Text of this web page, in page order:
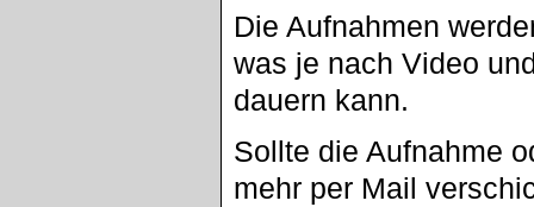
Die Aufnahmen
was je nach Video
dauern kann.
Sollte die Aufnahme
mehr per Mail